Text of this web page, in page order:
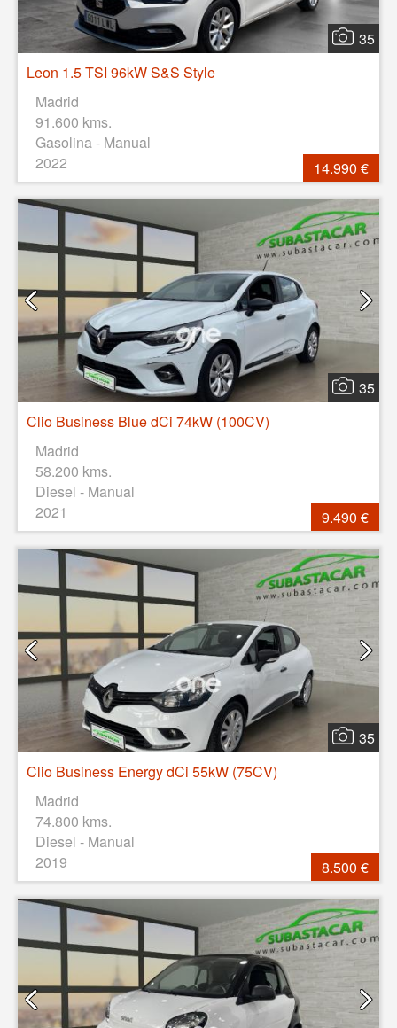
35
Leon 1.5 TSI 96kW S&S Style
Madrid
91.600 kms.
Gasolina - Manual
2022
14.990 €
35
Clio Business Blue dCi 74kW (100CV)
Madrid
58.200 kms.
Diesel - Manual
2021
9.490 €
35
Clio Business Energy dCi 55kW (75CV)
Madrid
74.800 kms.
Diesel - Manual
2019
8.500 €